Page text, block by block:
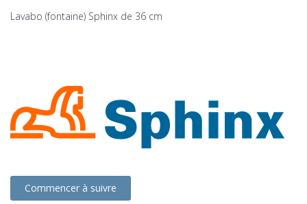
Lavabo (fontaine) Sphinx de 36 cm
Commencer à suivre